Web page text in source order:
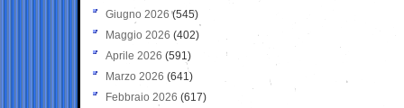
Giugno 2026 (545)
Maggio 2026 (402)
Aprile 2026 (591)
Marzo 2026 (641)
Febbraio 2026 (617)